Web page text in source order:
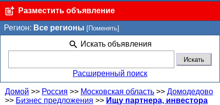
Разместить объявление
Регион: Все регионы [Поменять]
Искать объявления
Расширенный поиск
Домой >> Россия >> Московская область >> Домодедово
>> Бизнес предложения >> Ищу партнера, инвестора